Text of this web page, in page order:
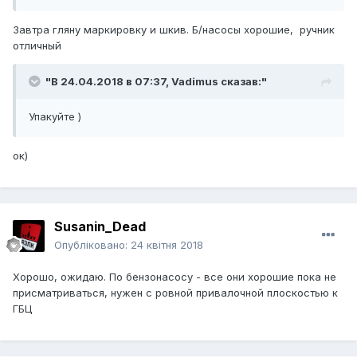
Завтра гляну маркировку и шкив. Б/насосы хорошие, ручник
отличный
"В 24.04.2018 в 07:37, Vadimus сказав:"
Упакуйте )
ок)
Susanin_Dead
Опубліковано: 24 квітня 2018
Хорошо, ожидаю. По бензонасосу - все они хорошие пока не
присматриваться, нужен с ровной привалочной плоскостью к
ГБЦ